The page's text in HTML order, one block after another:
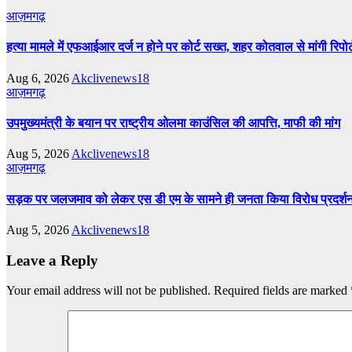
आज़मगढ़
हत्या मामले में एफआईआर दर्ज न होने पर कोर्ट सख्त, शहर कोतवाल से मांगी
Aug 6, 2026 Akclivenews18
आज़मगढ़
उपमुख्यमंत्री के बयान पर राष्ट्रीय ओलमा काउंसिल की आपत्ति, माफी की मांग
Aug 5, 2026 Akclivenews18
आज़मगढ़
सड़क पर जलजमाव को लेकर एस डी एम के सामने ही जनता किया विरोध
Aug 5, 2026 Akclivenews18
Leave a Reply
Your email address will not be published. Required fields are marked